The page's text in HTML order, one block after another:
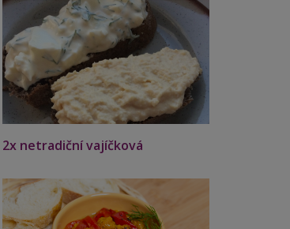
2x netradiční vajíčková